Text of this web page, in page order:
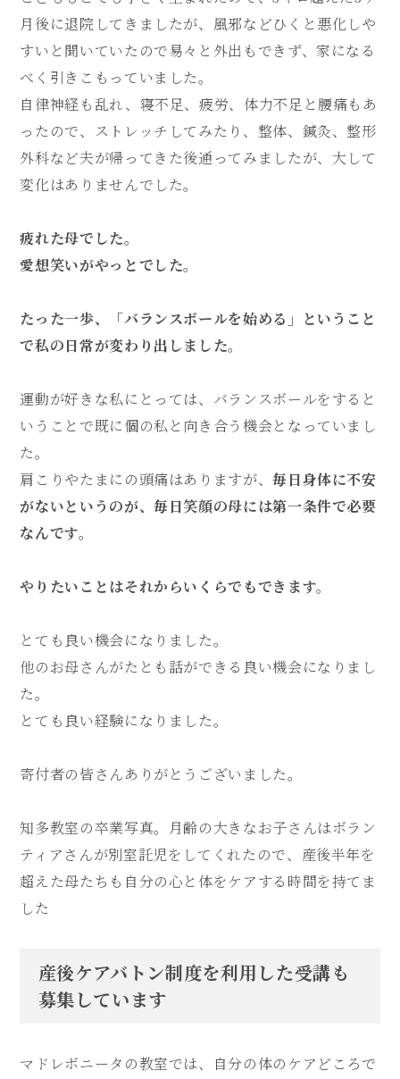
月後に退院してきましたが、風邪などひくと悪化しや
すいと聞いていたので易々と外出もできず、家になる
べく引きこもっていました。
自律神経も乱れ、寝不足、疲労、体力不足と腰痛もあ
ったので、ストレッチしてみたり、整体、鍼灸、整形
外科など夫が帰ってきた後通ってみましたが、大して
変化はありませんでした。
疲れた母でした。
愛想笑いがやっとでした。
たった一歩、「バランスボールを始める」ということ
で私の日常が変わり出しました。
運動が好きな私にとっては、バランスボールをすると
いうことで既に個の私と向き合う機会となっていまし
た。
肩こりやたまにの頭痛はありますが、毎日身体に不安
がないというのが、毎日笑顔の母には第一条件で必要
なんです。
やりたいことはそれからいくらでもできます。
とても良い機会になりました。
他のお母さんがたとも話ができる良い機会になりまし
た。
とても良い経験になりました。
寄付者の皆さんありがとうございました。
知多教室の卒業写真。月齢の大きなお子さんはボラン
ティアさんが別室託児をしてくれたので、産後半年を
超えた母たちも自分の心と体をケアする時間を持てま
した
産後ケアバトン制度を利用した受講も
募集しています
マドレボニータの教室では、自分の体のケアどころで